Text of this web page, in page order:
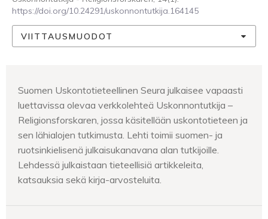
https://doi.org/10.24291/uskonnontutkija.164145
VIITTAUSMUODOT
Suomen Uskontotieteellinen Seura julkaisee vapaasti
luettavissa olevaa verkkolehteä Uskonnontutkija –
Religionsforskaren, jossa käsitellään uskontotieteen ja
sen lähialojen tutkimusta. Lehti toimii suomen- ja
ruotsinkielisenä julkaisukanavana alan tutkijoille.
Lehdessä julkaistaan tieteellisiä artikkeleita,
katsauksia sekä kirja-arvosteluita.